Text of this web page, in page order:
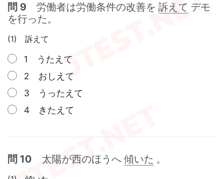
問 9 労働者は労働条件の改善を 訴えて デモ
を行った。
(1) 訴えて
1 うたえて
2 おしえて
3 うったえて
4 きたえて
問 10 太陽が西のほうへ 傾いた 。